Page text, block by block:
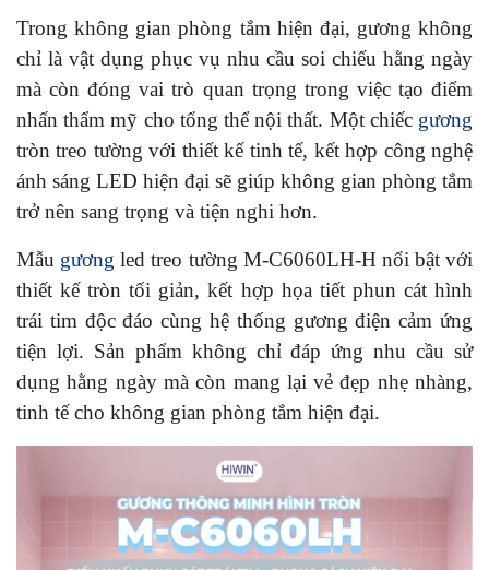
Trong không gian phòng tắm hiện đại, gương không
chỉ là vật dụng phục vụ nhu cầu soi chiếu hằng ngày
mà còn đóng vai trò quan trọng trong việc tạo điểm
nhấn thẩm mỹ cho tổng thể nội thất. Một chiếc gương
tròn treo tường với thiết kế tinh tế, kết hợp công nghệ
ánh sáng LED hiện đại sẽ giúp không gian phòng tắm
trở nên sang trọng và tiện nghi hơn.
Mẫu gương led treo tường M-C6060LH-H nổi bật với
thiết kế tròn tối giản, kết hợp họa tiết phun cát hình
trái tim độc đáo cùng hệ thống gương điện cảm ứng
tiện lợi. Sản phẩm không chỉ đáp ứng nhu cầu sử
dụng hằng ngày mà còn mang lại vẻ đẹp nhẹ nhàng,
tinh tế cho không gian phòng tắm hiện đại.